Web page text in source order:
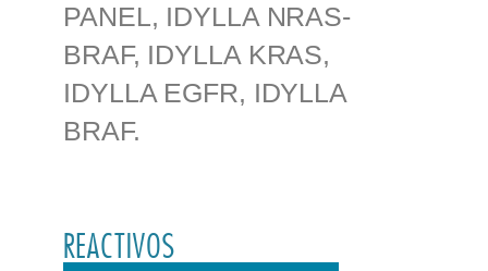
PANEL, IDYLLA NRAS-
BRAF, IDYLLA KRAS,
IDYLLA EGFR, IDYLLA
BRAF.
REACTIVOS